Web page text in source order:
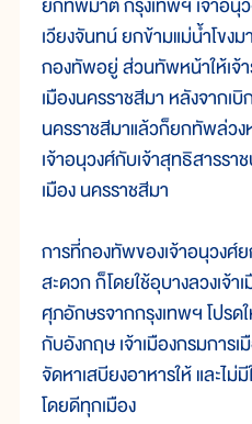
เวียงจันทน์ ยกข้ามแม่น้ำโข
กองทัพอยู่ ส่วนทัพหน้าให้เจ้
เมืองนครราชสีมา หลังจากเบิ
นครราชสีมาแล้วก็ยกทัพล่วง
เจ้าอนุวงศ์กับเจ้าสุทธิสารร
เมือง นครราชสีมา
การที่กองทัพของเจ้าอนุวงศ์ย
สะดวก ก็โดยใช้อุบางลวงเจ้า
ศุภอักษรจากกรุงเทพฯ โปร
กับอังกฤษ เจ้าเมืองกรมการ
จัดหาเสบียงอาหารให้ และไ
โดยดีทุกเมือง